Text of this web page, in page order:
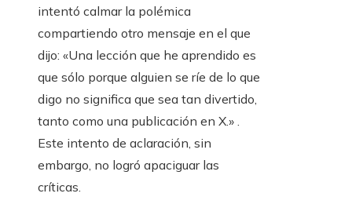
intentó calmar la polémica
compartiendo otro mensaje en el que
dijo: «Una lección que he aprendido es
que sólo porque alguien se ríe de lo que
digo no significa que sea tan divertido,
tanto como una publicación en X.» .
Este intento de aclaración, sin
embargo, no logró apaciguar las
críticas.